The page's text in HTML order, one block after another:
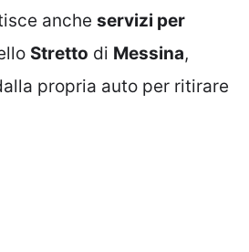
anche servizi per
Stretto di Messina,
propria auto per ritirare